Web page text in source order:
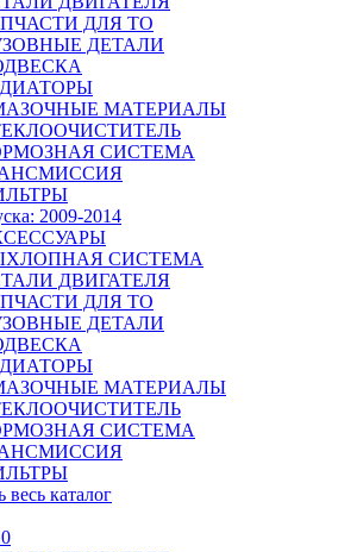
ДЛЯ ТО
ДЕТАЛИ
МАТЕРИАЛЫ
СИСТЕМА
2009-2014
СИСТЕМА
ДВИГАТЕЛЯ
ДЛЯ ТО
ДЕТАЛИ
МАТЕРИАЛЫ
СИСТЕМА
весь каталог